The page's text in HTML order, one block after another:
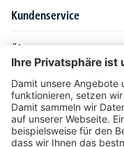
Kundenservice
Über DELTA-V
Produktsortiment
Ratgeber